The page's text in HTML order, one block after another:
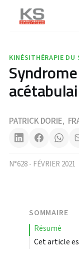
KINÉSITHÉRAPIE DU
PATRICK DORIE,
N°628 - FÉVRIER 2021
SOMMAIRE
résumé
Cet article